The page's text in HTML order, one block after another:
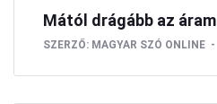
Mától drágább az áram
SZERZŐ: MAGYAR SZÓ ONLINE